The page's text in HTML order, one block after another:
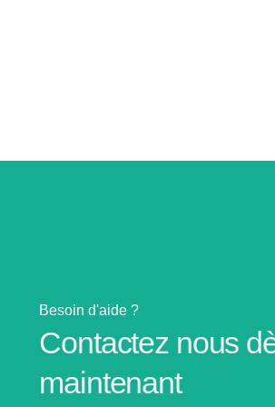
Besoin d'aide ?
Contactez nous
maintenant